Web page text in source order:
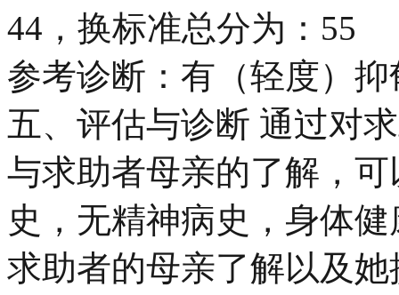
44，换标准总分为：55
参考诊断：有（轻度）抑
五、评估与诊断 通过对
与求助者母亲的了解，
史，无精神病史，身体
求助者的母亲了解以及